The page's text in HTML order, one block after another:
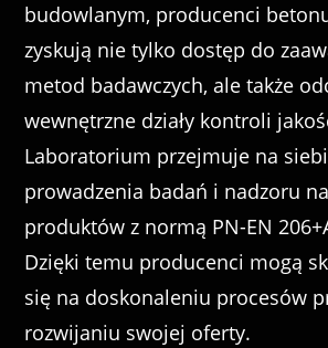
budowlanym, producenci
zyskują nie tylko dostęp do
metod badawczych, ale także
wewnętrzne działy kontroli
Laboratorium przejmuje na
prowadzenia badań i nadzoru
produktów z normą PN-EN
Dzięki temu producenci mogą
się na doskonaleniu procesów
rozwijaniu swojej oferty.